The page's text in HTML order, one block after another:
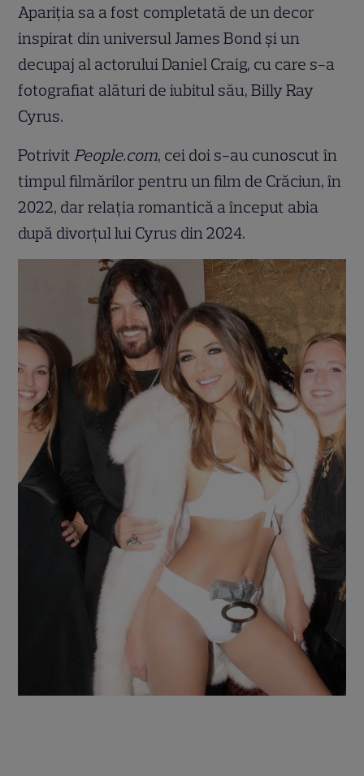
Apariția sa a fost completată de un decor
inspirat din universul James Bond și un
decupaj al actorului Daniel Craig, cu care s-a
fotografiat alături de iubitul său, Billy Ray
Cyrus.
PotrivitPeople.com, cei doi s-au cunoscut în
timpul filmărilor pentru un film de Crăciun, în
2022, dar relația romantică a început abia
după divorțul lui Cyrus din 2024.